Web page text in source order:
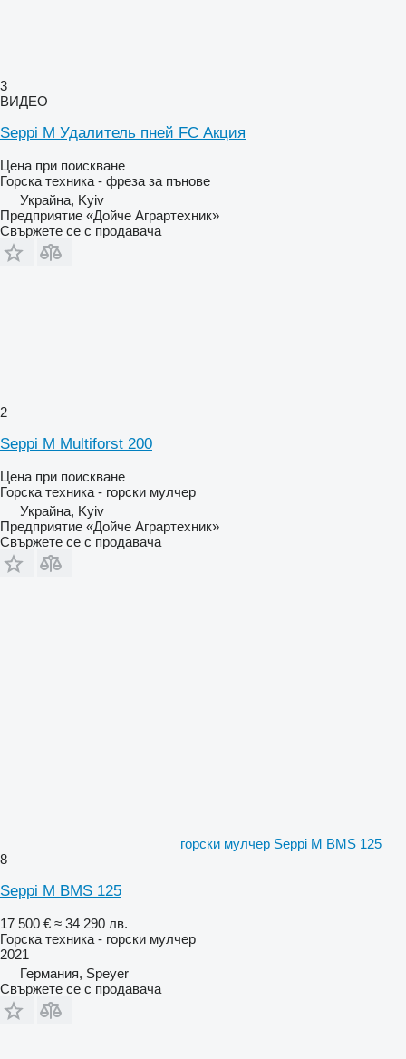
3
ВИДЕО
Seppi M Удалитель пней FC Акция
Цена при поискване
Горска техника - фреза за пънове
Украйна, Kyiv
Предприятие «Дойче Аграртехник»
Свържете се с продавача
2
Seppi M Multiforst 200
Цена при поискване
Горска техника - горски мулчер
Украйна, Kyiv
Предприятие «Дойче Аграртехник»
Свържете се с продавача
горски мулчер Seppi M BMS 125
8
Seppi M BMS 125
17 500 € ≈ 34 290 лв.
Горска техника - горски мулчер
2021
Германия, Speyer
Свържете се с продавача